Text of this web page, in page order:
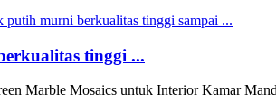
tinggi ...